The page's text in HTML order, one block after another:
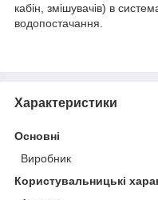
кабін, змішувачів) в
водопостачання.
Характеристики
Основні
Виробник
Користувальницькі